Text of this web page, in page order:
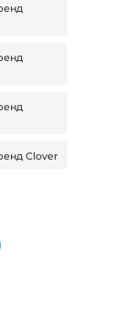
Clover
Dr.